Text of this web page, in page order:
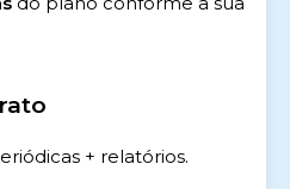
+ relatórios.